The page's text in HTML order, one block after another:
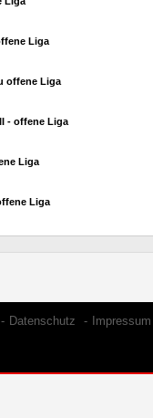
- Datenschutz - Impressum